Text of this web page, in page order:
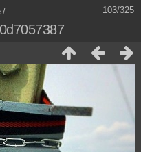
103/325
/